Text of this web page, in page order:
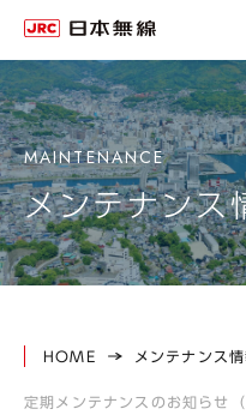
メンテナンス
HOME メンテナンス
定期メンテナンスのお知ら